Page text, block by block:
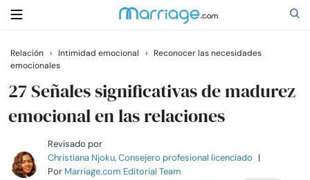
Buscar
Casarse
Relaciones
Relación › Intimidad emocional ›
Reconocer las necesidades
emocionales
27 Señales significativas de madurez
emocional en las relaciones
Revisado por
Christiana Njoku, Consejero profesional licenciado |
Por Marriage.com Editorial Team